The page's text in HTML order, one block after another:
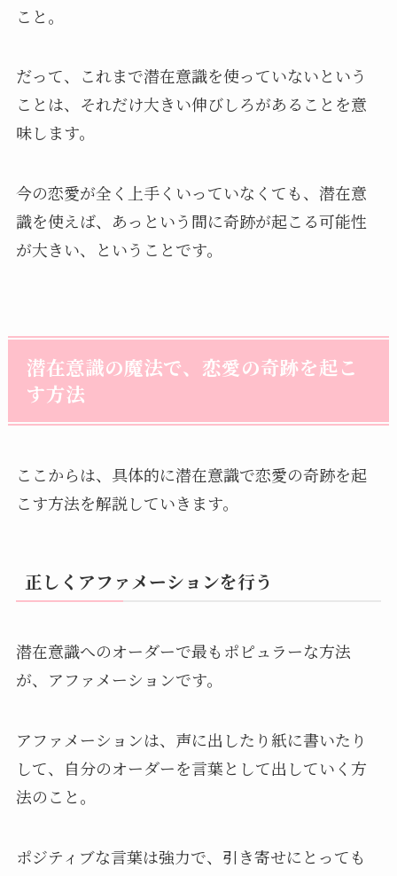
こと。
だって、これまで潜在意識を使っていないという
ことは、それだけ大きい伸びしろがあることを意
味します。
今の恋愛が全く上手くいっていなくても、潜在意
識を使えば、あっという間に奇跡が起こる可能性
が大きい、ということです。
潜在意識の魔法で、恋愛の奇跡を起こ
す方法
ここからは、具体的に潜在意識で恋愛の奇跡を起
こす方法を解説していきます。
正しくアファメーションを行う
潜在意識へのオーダーで最もポピュラーな方法
が、アファメーションです。
アファメーションは、声に出したり紙に書いたり
して、自分のオーダーを言葉として出していく方
法のこと。
ポジティブな言葉は強力で、引き寄せにとっても